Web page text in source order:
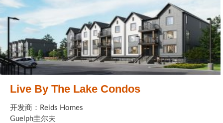
Live By The Lake Condos
开发商：Reids Homes
Guelph圭尔夫